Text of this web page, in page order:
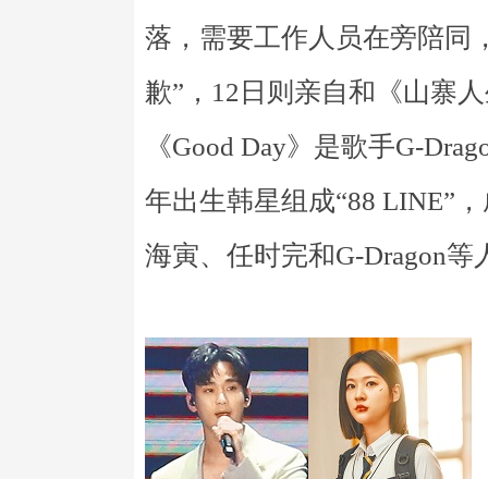
落，需要工作人员在旁陪同
歉”，12日则亲自和《山寨
《Good Day》是歌手G-
年出生韩星组成“88 LINE”
海寅、任时完和G-Dragon等